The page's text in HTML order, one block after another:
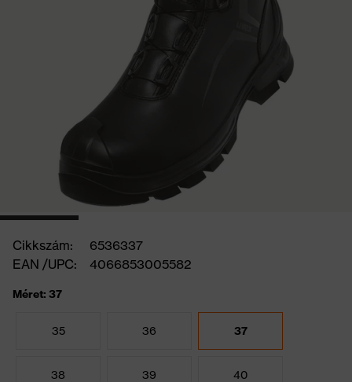
Cikkszám:
6536337
EAN /UPC:
4066853005582
Méret: 37
35 36 37
38 39 40